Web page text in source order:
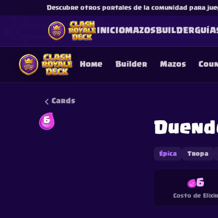
Descubre otros portales de la comunidad para
INICIOMAZOSBUILDER
Home Builder Mazos
Cards
6
Épica Tropa
6
Costo de Elixir
This content is not
is not responsible for